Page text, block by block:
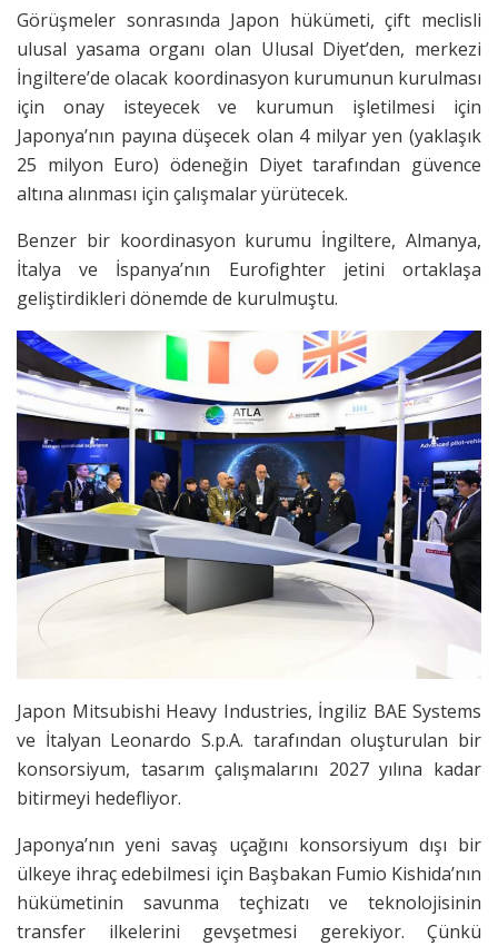
Görüşmeler sonrasında Japon hükümeti, çift meclisli
ulusal yasama organı olan Ulusal Diyet’den, merkezi
İngiltere’de olacak koordinasyon kurumunun kurulması
için onay isteyecek ve kurumun işletilmesi için
Japonya’nın payına düşecek olan 4 milyar yen (yaklaşık
25 milyon Euro) ödeneğin Diyet tarafından güvence
altına alınması için çalışmalar yürütecek.
Benzer bir koordinasyon kurumu İngiltere, Almanya,
İtalya ve İspanya’nın Eurofighter jetini ortaklaşa
geliştirdikleri dönemde de kurulmuştu.
Japon Mitsubishi Heavy Industries, İngiliz BAE Systems
ve İtalyan Leonardo S.p.A. tarafından oluşturulan bir
konsorsiyum, tasarım çalışmalarını 2027 yılına kadar
bitirmeyi hedefliyor.
Japonya’nın yeni savaş uçağını konsorsiyum dışı bir
ülkeye ihraç edebilmesi için Başbakan Fumio Kishida’nın
hükümetinin savunma teçhizatı ve teknolojisinin
transfer ilkelerini gevşetmesi gerekiyor. Çünkü